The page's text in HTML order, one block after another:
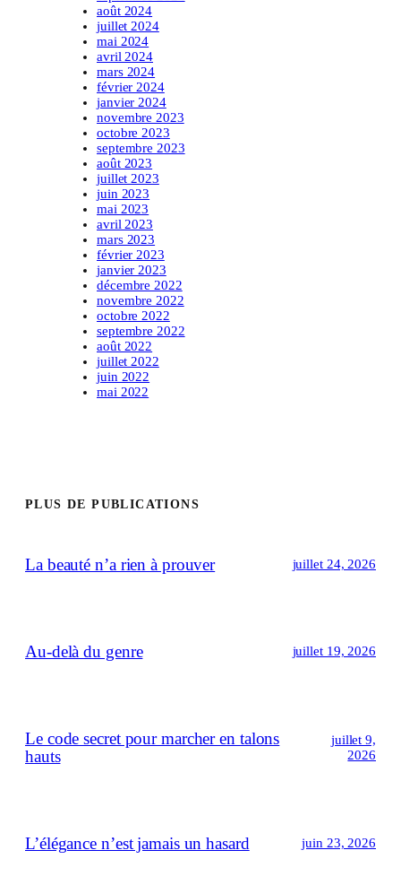
août 2024
juillet 2024
mai 2024
avril 2024
mars 2024
février 2024
janvier 2024
novembre 2023
octobre 2023
septembre 2023
août 2023
juillet 2023
juin 2023
mai 2023
avril 2023
mars 2023
février 2023
janvier 2023
décembre 2022
novembre 2022
octobre 2022
septembre 2022
août 2022
juillet 2022
juin 2022
mai 2022
PLUS DE PUBLICATIONS
La beauté n’a rien à prouver juillet 24, 2026
Au-delà du genre juillet 19, 2026
Le code secret pour marcher en talons
hauts
juillet 9,
2026
L’élégance n’est jamais un hasard juin 23, 2026